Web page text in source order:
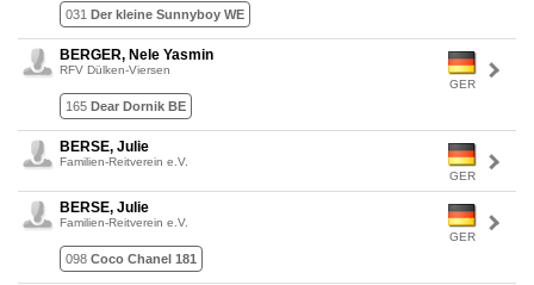
031 Der kleine Sunnyboy WE
GER
BERGER, Nele Yasmin
RFV Dülken-Viersen
165 Dear Dornik BE
GER
BERSE, Julie
Familien-Reitverein e.V.
GER
BERSE, Julie
Familien-Reitverein e.V.
098 Coco Chanel 181